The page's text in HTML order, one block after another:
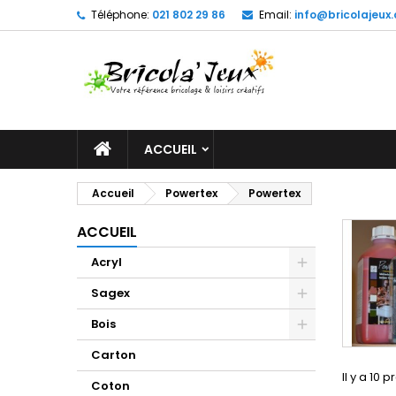
Téléphone: 021 802 29 86 Email:
ACCUEIL
Accueil Powertex Powertex
ACCUEIL
Acryl
Sagex
Bois
Carton
Coton
Il y a 10